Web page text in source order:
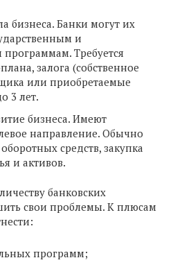
бизнеса. Банки могут их
и
Требуется
залога (собственное
или приобретаемые
3 лет.
бизнеса. Имеют
направление. Обычно
средств, закупка
и активов.
банковских
свои проблемы. К плюсам
программ;